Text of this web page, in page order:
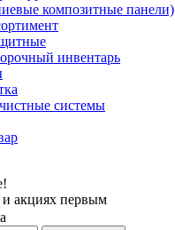
композитные панели)
инвентарь
системы
и акциях первым